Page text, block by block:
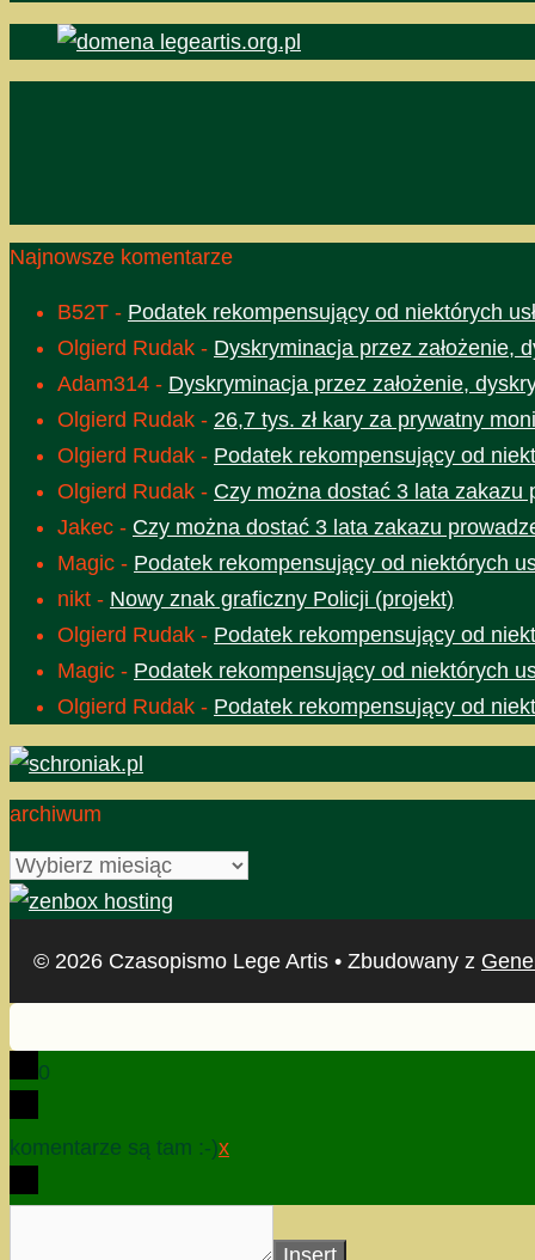
Najnowsze komentarze
B52T - Podatek rekompensujący od niektórych
Olgierd Rudak - Dyskryminacja przez założenie,
Adam314 - Dyskryminacja przez założenie,
Olgierd Rudak - 26,7 tys. zł kary za prywatny
Olgierd Rudak - Podatek rekompensujący od
Olgierd Rudak - Czy można dostać 3 lata
Jakec - Czy można dostać 3 lata zakazu
Magic - Podatek rekompensujący od niektórych
nikt - Nowy znak graficzny Policji (projekt)
Olgierd Rudak - Podatek rekompensujący od
Magic - Podatek rekompensujący od niektórych
Olgierd Rudak - Podatek rekompensujący od
archiwum
archiwum
© 2026 Czasopismo Lege Artis • Zbudowany z
0
komentarze są tam :-)x
Insert